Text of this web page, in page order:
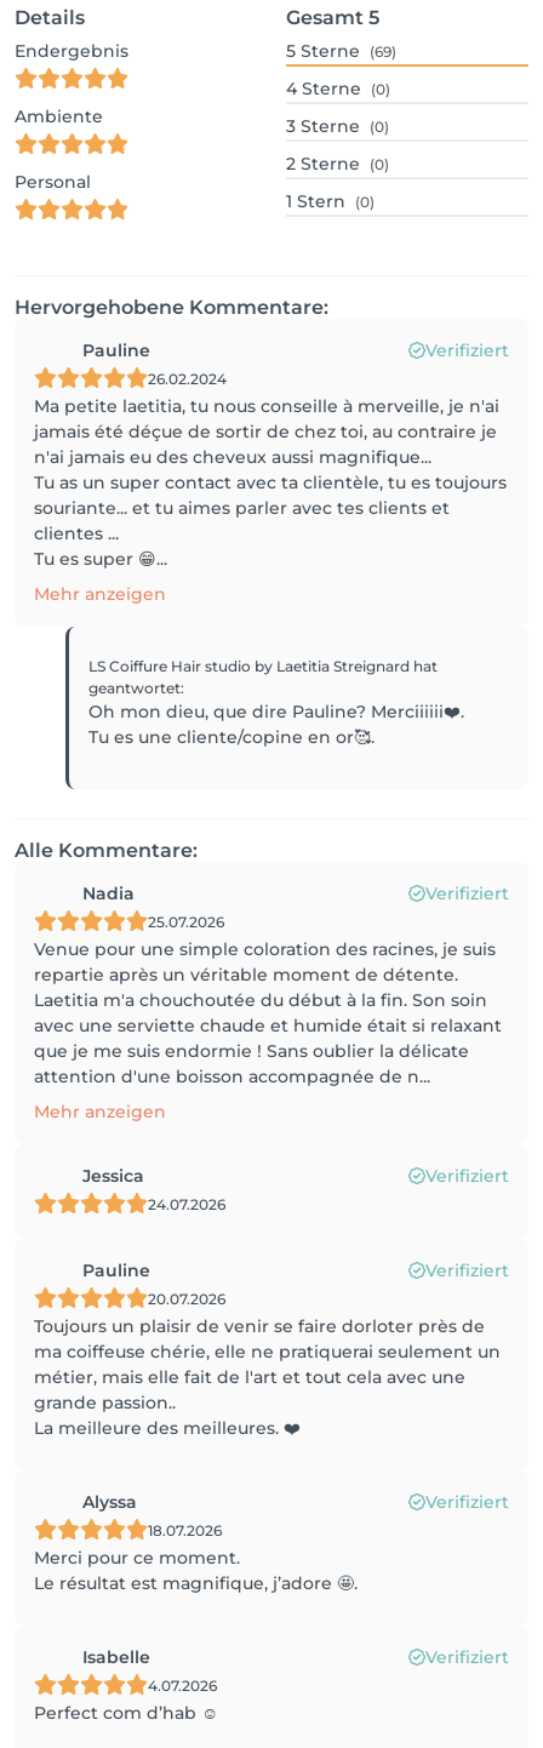
Details
Endergebnis
Ambiente
Personal
Gesamt 5
5 Sterne (69)
4 Sterne (0)
3 Sterne (0)
2 Sterne (0)
1 Stern (0)
Hervorgehobene Kommentare:
Pauline Verifiziert
26.02.2024
Ma petite laetitia, tu nous conseille à merveille, je n'ai
jamais été déçue de sortir de chez toi, au contraire je
n'ai jamais eu des cheveux aussi magnifique...
Tu as un super contact avec ta clientèle, tu es toujours
souriante... et tu aimes parler avec tes clients et
clientes ...
Tu es super 😁...
Mehr anzeigen
LS Coiffure Hair studio by Laetitia Streignard hat
geantwortet:
Oh mon dieu, que dire Pauline? Merciiiiii❤️.
Tu es une cliente/copine en or🥰.
Alle Kommentare:
Nadia Verifiziert
25.07.2026
Venue pour une simple coloration des racines, je suis
repartie après un véritable moment de détente.
Laetitia m'a chouchoutée du début à la fin. Son soin
avec une serviette chaude et humide était si relaxant
que je me suis endormie ! Sans oublier la délicate
attention d'une boisson accompagnée de n...
Mehr anzeigen
Jessica Verifiziert
24.07.2026
Pauline Verifiziert
20.07.2026
Toujours un plaisir de venir se faire dorloter près de
ma coiffeuse chérie, elle ne pratiquerai seulement un
métier, mais elle fait de l'art et tout cela avec une
grande passion..
La meilleure des meilleures. ❤️
Alyssa Verifiziert
18.07.2026
Merci pour ce moment.
Le résultat est magnifique, j’adore 🤩.
Isabelle Verifiziert
4.07.2026
Perfect com d’hab ☺️